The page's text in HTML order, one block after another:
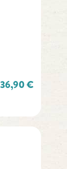
Prix
36,90 €